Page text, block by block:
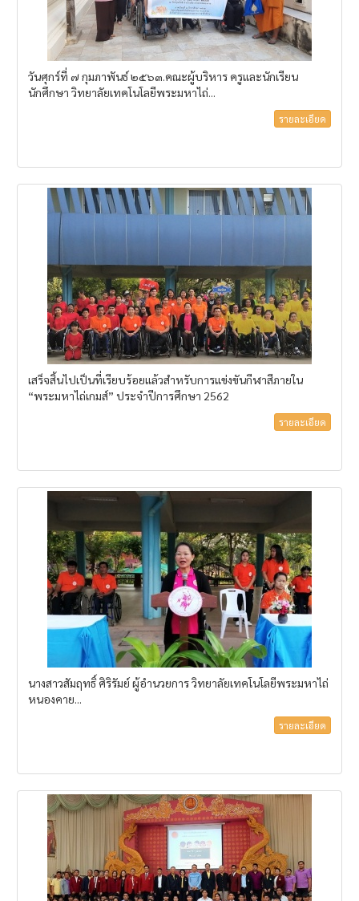
วันศุกร์ที่ ๗ กุมภาพันธ์ ๒๕๖๓.คณะผู้บริหาร ครูและนักเรียน
นักศึกษา วิทยาลัยเทคโนโลยีพระมหาไถ่...
รายละเอียด
เสร็จสิ้นไปเป็นที่เรียบร้อยแล้วสำหรับการแข่งขันกีฬาสีภายใน
“พระมหาไถ่เกมส์” ประจำปีการศึกษา 2562
รายละเอียด
นางสาวสัมฤทธิ์ ศิริรัมย์ ผู้อำนวยการ วิทยาลัยเทคโนโลยีพระมหาไถ่
หนองคาย...
รายละเอียด